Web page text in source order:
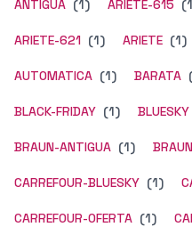
ANTIGUA (1) ARIETE-615
ARIETE-621 (1) ARIETE (1)
AUTOMATICA (1) BARATA
BLACK-FRIDAY (1) BLUESKY
BRAUN-ANTIGUA (1) BRAUN
CARREFOUR-BLUESKY (1)
CARREFOUR-OFERTA (1)